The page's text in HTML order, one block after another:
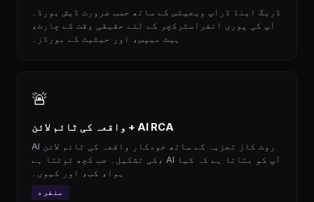
ڈریگ اینڈ ڈراپ ویجیٹس کے ساتھ حسب ضرورت ڈیش بورڈ۔
آپ کی پوری انفراسٹرکچر کے لئے حقیقی وقت کے چارٹ،
ہیٹ میپس، اور حیثیت کے بورڈز۔
🚨
واقعہ کی ٹائم لائن + AI RCA
AI روٹ کاز تجزیہ کے ساتھ خودکار واقعہ کی ٹائم لائن
کی تشکیل۔ جب کچھ ٹوٹتا ہے، AI آپ کو بتاتا ہے کہ کیا
ہوا، کب، اور کیوں۔
منفرد